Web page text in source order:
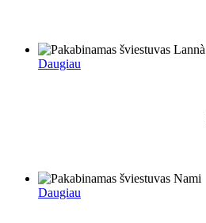
Daugiau
Daugiau